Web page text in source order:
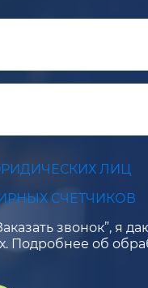
ЛИЦ
СЧЕТЧИКОВ
звонок”, я
Подробнее об